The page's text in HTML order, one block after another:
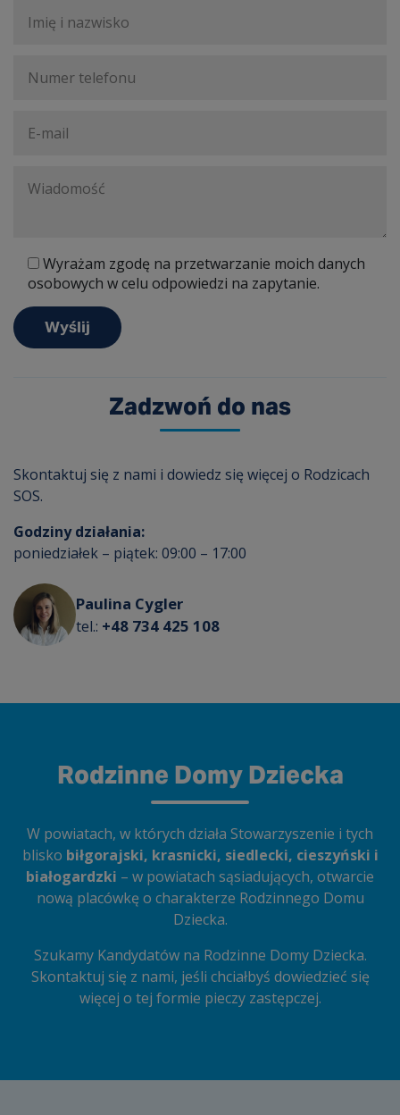
Wyrażam zgodę na przetwarzanie moich danych
osobowych w celu odpowiedzi na zapytanie.
Zadzwoń do nas
Skontaktuj się z nami i dowiedz się więcej o Rodzicach
SOS.
Godziny działania:
poniedziałek – piątek: 09:00 – 17:00
Paulina Cygler
tel.: +48 734 425 108
Rodzinne Domy Dziecka
W powiatach, w których działa Stowarzyszenie i tych
blisko biłgorajski, krasnicki, siedlecki, cieszyński i
białogardzki – w powiatach sąsiadujących, otwarcie
nową placówkę o charakterze Rodzinnego Domu
Dziecka.
Szukamy Kandydatów na Rodzinne Domy Dziecka.
Skontaktuj się z nami, jeśli chciałbyś dowiedzieć się
więcej o tej formie pieczy zastępczej.